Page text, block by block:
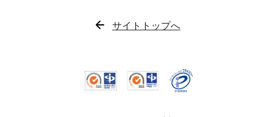
サイトトップへ